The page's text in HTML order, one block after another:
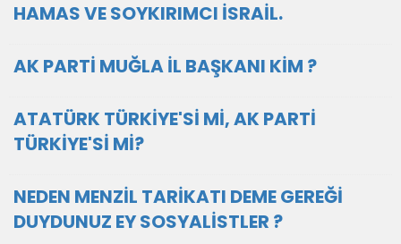
HAMAS VE SOYKIRIMCI İSRAİL.
AK PARTİ MUĞLA İL BAŞKANI KİM ?
ATATÜRK TÜRKİYE'Sİ Mİ, AK PARTİ
TÜRKİYE'Sİ Mİ?
NEDEN MENZİL TARİKATI DEME GEREĞİ
DUYDUNUZ EY SOSYALİSTLER ?